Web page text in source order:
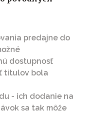
predajne do
dostupnosť
titulov bola
- ich dodanie na
sa tak môže